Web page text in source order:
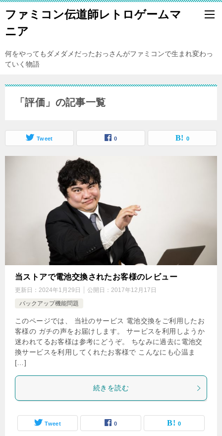
ファミコン伝道師レトロゲームマ
ニア
何をやってもダメダメだったおっさんがファミコンで生まれ変わっ
ていく物語
「評価」の記事一覧
Tweet 0 0
当ストアで電池交換されたお客様のレビュー
更新日： 2024年1月29日 公開日： 2017年12月17日
バックアップ機能問題
このページでは、 当社のサービス 電池交換をご利用したお
客様の ガチの声をお届けします。 サービスを利用しようか
迷われてるお客様は参考にどうぞ。 ちなみに過去に電池交
換サービスを利用してくれたお客様で こんなにも心温ま
[…]
続きを読む
Tweet 0 0